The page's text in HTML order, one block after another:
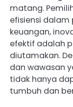
matang.
efisiensi dalam
keuangan,
efektif adalah
diutamakan.
dan wawasan
tidak hanya
tumbuh dan